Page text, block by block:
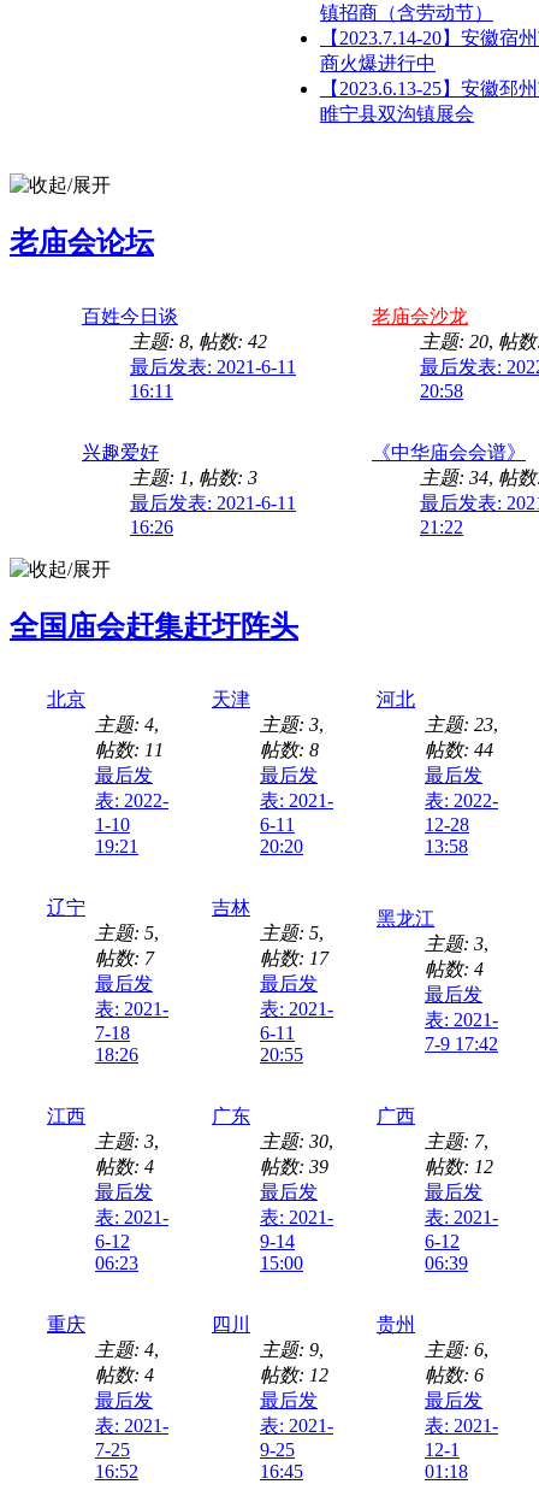
镇招商（含劳动节）
【2023.7.14-20】安徽宿
商火爆进行中
【2023.6.13-25】安徽邳
睢宁县双沟镇展会
老庙会论坛
百姓今日谈
主题: 8, 帖数: 42
最后发表: 2021-6-11
16:11
老庙会沙龙
主题: 20, 帖
最后发表:
20:58
兴趣爱好
主题: 1, 帖数: 3
最后发表: 2021-6-11
16:26
《中华庙会会谱》
主题: 34, 帖
最后发表:
21:22
全国庙会赶集赶圩阵头
北京
主题: 4,
帖数: 11
最后发
表: 2022-
1-10
19:21
天津
主题: 3,
帖数: 8
最后发
表: 2021-
6-11
20:20
河北
主题: 23,
帖数: 44
最后发
表: 2022-
12-28
13:58
辽宁
主题: 5,
帖数: 7
最后发
表: 2021-
7-18
18:26
吉林
主题: 5,
帖数: 17
最后发
表: 2021-
6-11
20:55
黑龙江
主题: 3,
帖数: 4
最后发
表: 2021-
7-9 17:42
江西
主题: 3,
帖数: 4
最后发
表: 2021-
6-12
06:23
广东
主题: 30,
帖数: 39
最后发
表: 2021-
9-14
15:00
广西
主题: 7,
帖数: 12
最后发
表: 2021-
6-12
06:39
重庆
主题: 4,
帖数: 4
最后发
表: 2021-
7-25
16:52
四川
主题: 9,
帖数: 12
最后发
表: 2021-
9-25
16:45
贵州
主题: 6,
帖数: 6
最后发
表: 2021-
12-1
01:18